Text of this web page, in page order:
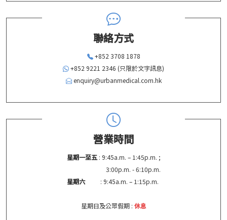
聯絡方式
+852 3708 1878
+852 9221 2346 (只限於文字訊息)
enquiry@urbanmedical.com.hk
營業時間
星期一至五: 9:45a.m. – 1:45p.m. ;
3:00p.m. - 6:10p.m.
星期六
: 9:45a.m. – 1:15p.m.
星期日及公眾假期 : 休息